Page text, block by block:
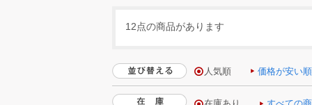
12点の商品があります
人気順 価格が安い順